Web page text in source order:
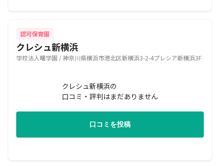
認可保育園
クレシュ新横浜
学校法人曙学園 / 神奈川県横浜市港北区新横浜3-2-4プレシア新横浜3F
クレシュ新横浜の
口コミ・評判はまだありません
口コミを投稿